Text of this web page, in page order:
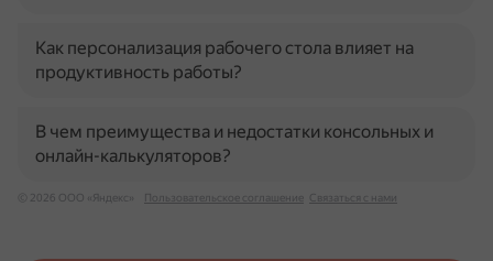
Как персонализация рабочего стола влияет на
продуктивность работы?
В чем преимущества и недостатки консольных и
онлайн-калькуляторов?
© 2026 ООО «Яндекс» Пользовательское соглашение Связаться с нами